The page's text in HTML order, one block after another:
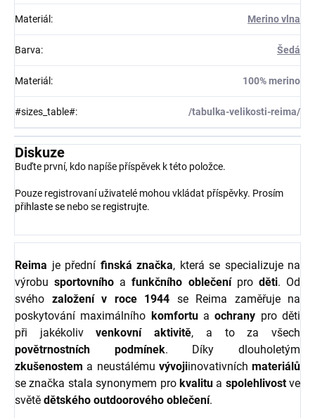
Materiál : Merino vlna
Barva: Šedá
Materiál : 100% merino
#sizes_table#: /tabulka-velikosti-reima/
Diskuze
Buďte první, kdo napíše příspěvek k této položce.
Pouze registrovaní uživatelé mohou vkládat příspěvky. Prosím
přihlaste se nebo se registrujte.
Reima je přední finská značka, která se specializuje na
výrobusportovního afunkčního oblečenípro děti. Od
svého založení v roce 1944 se Reima zaměřuje na
poskytování maximálního komfortuaochrany pro děti
při jakékolivvenkovní aktivitě, a to za všech
povětrnostních podmínek. Díky dlouholetým
zkušenostem a neustálému vývojiinovativních materiálů
se značka stala synonymem pro kvalitua spolehlivostve
světě dětského outdoorového oblečení.